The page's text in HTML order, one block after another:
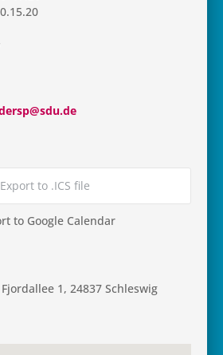
Export to .ICS file
to Google Calendar
1, 24837 Schleswig